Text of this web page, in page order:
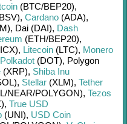
(BTC/BEP20),
, Cardano (ADA),
, Dai (DAI), Dash
(ETH/BEP20),
, Litecoin (LTC), Monero
Polkadot (DOT), Polygon
(XRP), Shiba Inu
, Stellar (XLM), Tether
NEAR/POLYGON), Tezos
, True USD
(UNI), USD Coin